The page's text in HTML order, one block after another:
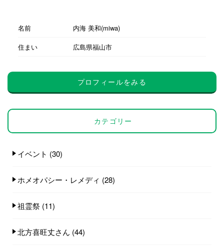
名前
内海 美和(miwa)
住まい
広島県福山市
プロフィールをみる
カテゴリー
イベント (30)
ホメオパシー・レメディ (28)
祖霊祭 (11)
北方喜旺丈さん (44)